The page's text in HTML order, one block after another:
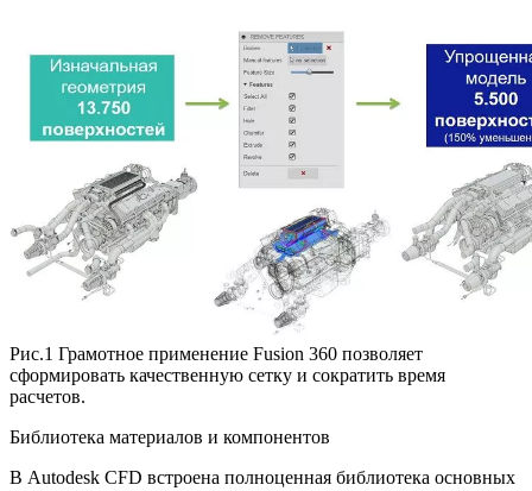
Рис.1 Грамотное применение Fusion 360 позволяет
сформировать качественную сетку и сократить время
расчетов.
Библиотека материалов и компонентов
В Autodesk CFD встроена полноценная библиотека основных